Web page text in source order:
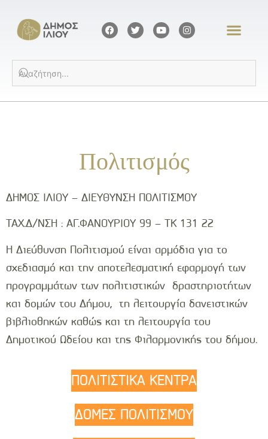
Πολιτισμός
ΔΗΜΟΣ ΙΛΙΟΥ – ΔΙΕΥΘΥΝΣΗ ΠΟΛΙΤΙΣΜΟΥ
ΤΑΧ.Δ/ΝΣΗ : ΑΓ.ΦΑΝΟΥΡΙΟΥ 99 – ΤΚ 131 22
Η Διεύθυνση Πολιτισμού είναι αρμόδια για το
σχεδιασμό και την αποτελεσματική εφαρμογή των
προγραμμάτων των πολιτιστικών δραστηριοτήτων
και δομών του Δήμου, τη λειτουργία δανειστικών
βιβλιοθηκών καθώς και τη λειτουργία του
Δημοτικού Ωδείου και της Φιλαρμονικής του δήμου.
ΠΟΛΙΤΙΣΤΙΚΑ ΚΕΝΤΡΑ
ΔΟΜΕΣ ΠΟΛΙΤΙΣΜΟΥ